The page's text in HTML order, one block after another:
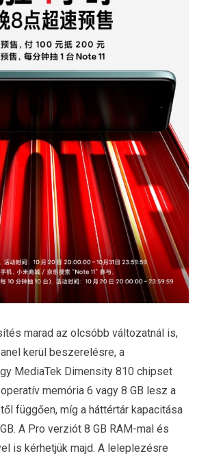
marad az olcsóbb változatnál is,
kerül beszerelésre, a
MediaTek Dimensity 810 chipset
memória 6 vagy 8 GB lesz a
függően, míg a háttértár kapacitása
A Pro verziót 8 GB RAM-mal és
is kérhetjük majd. A leleplezésre